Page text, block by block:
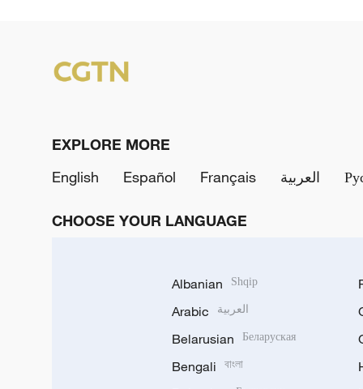
EXPLORE MORE
English
Español Français العربية
CHOOSE YOUR LANGUAGE
Albanian Shqip
Arabic العربية
Belarusian Беларуская
Bengali বাংলা